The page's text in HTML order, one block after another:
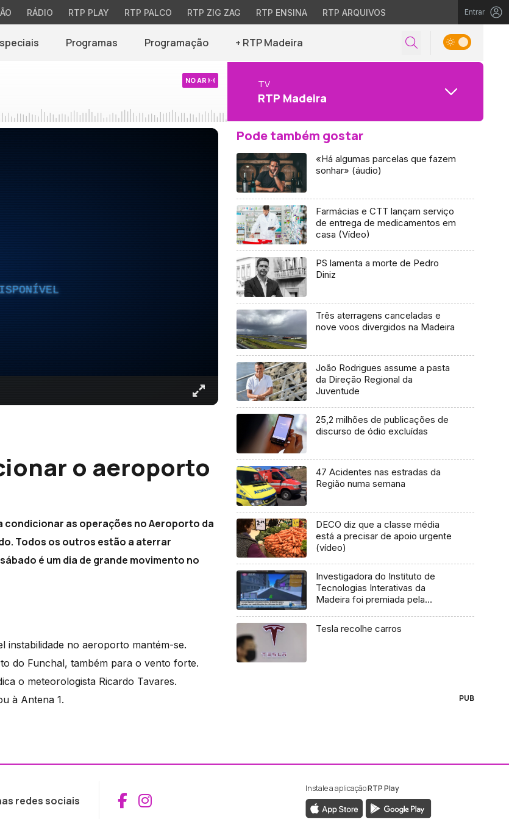
RÁDIO RTP PLAY RTP PALCO RTP ZIG ZAG RTP ENSINA RTP ARQUIVOS Entrar
Programas Programação + RTP Madeira
NO AR TV
RTP Madeira
o aeroporto
condicionar as operações no Aeroporto da
Todos os outros estão a aterrar
é um dia de grande movimento no
instabilidade no aeroporto mantém-se.
do Funchal, também para o vento forte.
o meteorologista Ricardo Tavares.
à Antena 1.
Pode também gostar
«Há algumas parcelas que fazem
sonhar» (áudio)
Farmácias e CTT lançam serviço
de entrega de medicamentos em
casa (Vídeo)
PS lamenta a morte de Pedro
Diniz
Três aterragens canceladas e
nove voos divergidos na Madeira
João Rodrigues assume a pasta
da Direção Regional da
Juventude
25,2 milhões de publicações de
discurso de ódio excluídas
47 Acidentes nas estradas da
Região numa semana
DECO diz que a classe média
está a precisar de apoio urgente
(vídeo)
Investigadora do Instituto de
Tecnologias Interativas da
Madeira foi premiada pela
reabilitação virtual (Vídeo)
Tesla recolhe carros
PUB
redes sociais Aceder ao Facebook da RTP Madeira
Aceder ao Instagram da RTP Madeira
Instale a aplicaçãoRTP Play